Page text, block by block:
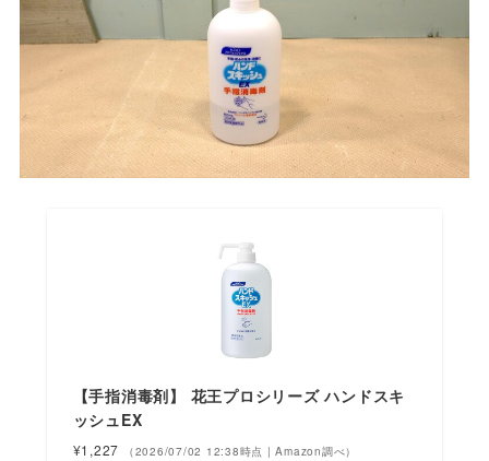
【手指消毒剤】 花王プロシリーズ ハンドスキ
ッシュEX
¥1,227 （2026/07/02 12:38時点 | Amazon調べ）